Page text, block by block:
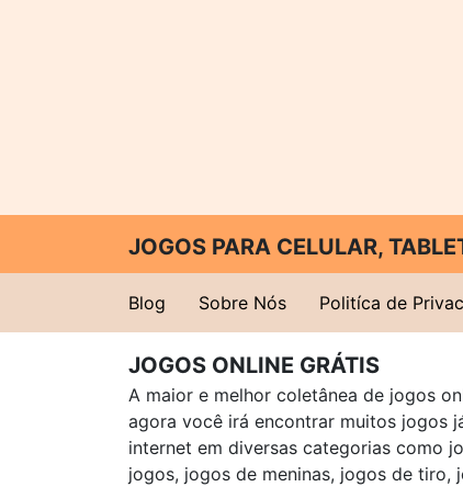
JOGOS PARA CELULAR,
Blog Sobre Nós Politíca de
JOGOS ONLINE GRÁTIS
A maior e melhor coletânea de jogos
agora você irá encontrar muitos jogos
internet em diversas categorias como
jogos, jogos de meninas, jogos de tiro,